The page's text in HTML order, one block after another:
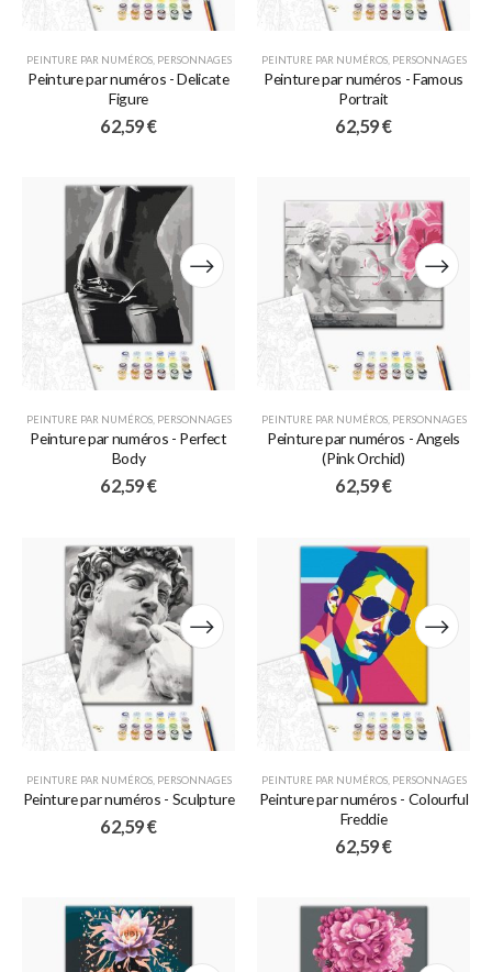
PEINTURE PAR NUMÉROS, PERSONNAGES
Peinture par numéros - Delicate
Figure
62,59€
PEINTURE PAR NUMÉROS, PERSONNAGES
Peinture par numéros - Famous
Portrait
62,59€
PEINTURE PAR NUMÉROS, PERSONNAGES
Peinture par numéros - Perfect
Body
62,59€
PEINTURE PAR NUMÉROS, PERSONNAGES
Peinture par numéros - Angels
(Pink Orchid)
62,59€
PEINTURE PAR NUMÉROS, PERSONNAGES
Peinture par numéros - Sculpture
62,59€
PEINTURE PAR NUMÉROS, PERSONNAGES
Peinture par numéros - Colourful
Freddie
62,59€